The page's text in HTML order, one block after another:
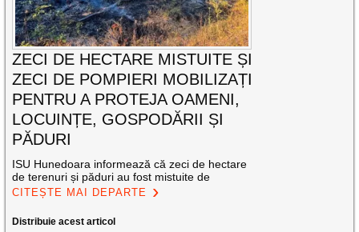
ZECI DE HECTARE MISTUITE ȘI
ZECI DE POMPIERI MOBILIZAȚI
PENTRU A PROTEJA OAMENI,
LOCUINȚE, GOSPODĂRII ȘI
PĂDURI
ISU Hunedoara informează că zeci de hectare
de terenuri și păduri au fost mistuite de
CITEȘTE MAI DEPARTE
Distribuie acest articol